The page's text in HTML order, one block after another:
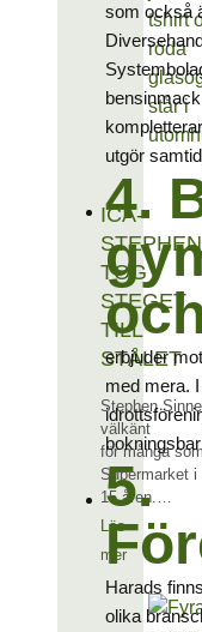
ICA-
STEPHEN
TOG
STEGET
TILL
STÅLET
Stephen
välkänt
för många
Supermarket
15 åren.…
Läs
mer
som också
utgör
4.
erbjuder
med mera.
5.
Harads
olika